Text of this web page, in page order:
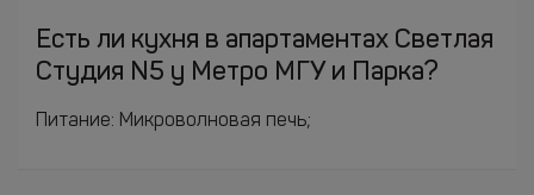
Есть ли кухня в апартаментах Светлая
Студия N5 у Метро МГУ и Парка?
Питание: Микроволновая печь;